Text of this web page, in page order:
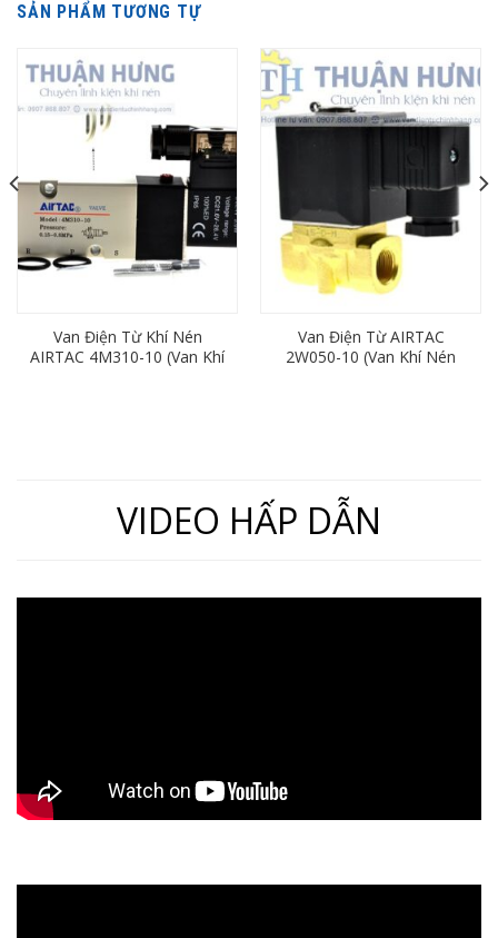
SẢN PHẨM TƯƠNG TỰ
Van Điện Từ Khí Nén
AIRTAC 4M310-10 (Van Khí
Van Điện Từ AIRTAC
2W050-10 (Van Khí Nén
VIDEO HẤP DẪN